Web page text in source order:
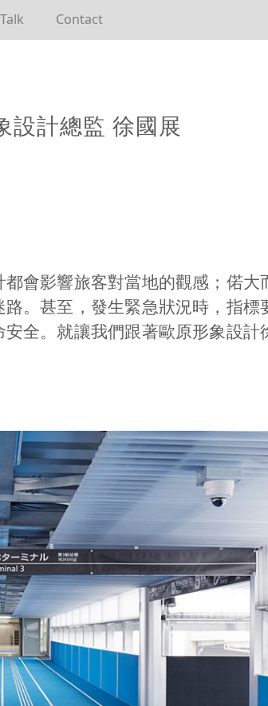
Talk Contact
設計總監 徐國展
會影響旅客對當地的觀感；偌大
。甚至，發生緊急狀況時，指標
全。就讓我們跟著歐原形象設計